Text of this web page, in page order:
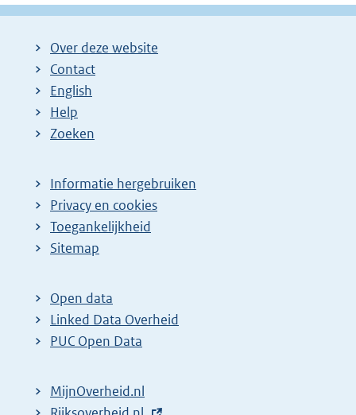
Over deze website
Contact
English
Help
Zoeken
Informatie hergebruiken
Privacy en cookies
Toegankelijkheid
Sitemap
Open data
Linked Data Overheid
PUC Open Data
MijnOverheid.nl